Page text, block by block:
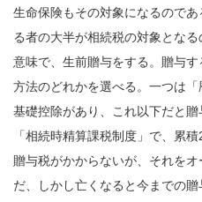
生命保険もその対象になるので
る者の大半が相続税の対象とな
意味で、生前贈与をする。贈与
方法のどれかを選べる。一つは
基礎控除があり、これ以下だと
「相続時精算課税制度」で、累
贈与税がかからないが、それを
だ、しかし亡くなると今までの